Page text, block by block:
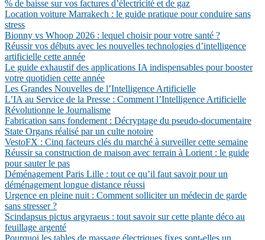
% de baisse sur vos factures d’électricité et de gaz
Location voiture Marrakech : le guide pratique pour conduire sans
stress
Bionny vs Whoop 2026 : lequel choisir pour votre santé ?
Réussir vos débuts avec les nouvelles technologies d’intelligence
artificielle cette année
Le guide exhaustif des applications IA indispensables pour booster
votre quotidien cette année
Les Grandes Nouvelles de l’Intelligence Artificielle
L’IA au Service de la Presse : Comment l’Intelligence Artificielle
Révolutionne le Journalisme
Fabrication sans fondement : Décryptage du pseudo-documentaire
State Organs réalisé par un culte notoire
VestoFX : Cinq facteurs clés du marché à surveiller cette semaine
Réussir sa construction de maison avec terrain à Lorient : le guide
pour sauter le pas
Déménagement Paris Lille : tout ce qu’il faut savoir pour un
déménagement longue distance réussi
Urgence en pleine nuit : Comment solliciter un médecin de garde
sans stresser ?
Scindapsus pictus argyraeus : tout savoir sur cette plante déco au
feuillage argenté
Pourquoi les tables de massage électriques fixes sont-elles un